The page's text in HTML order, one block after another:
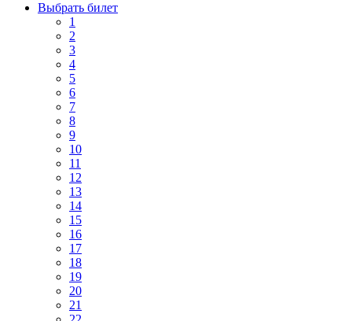
Выбрать билет
1
2
3
4
5
6
7
8
9
10
11
12
13
14
15
16
17
18
19
20
21